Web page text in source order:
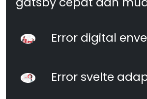
Error digital
Error svelte